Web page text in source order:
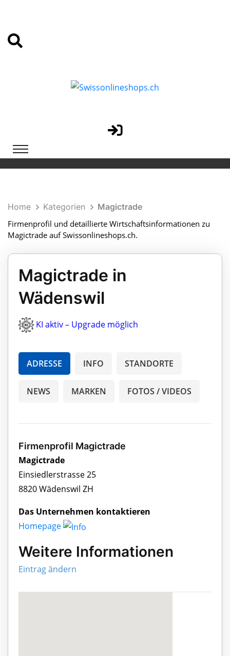
Home Kategorien
Magictrade
Firmenprofil und detaillierte Wirtschaftsinformationen zu
Magictrade auf Swissonlineshops.ch.
Magictrade in
Wädenswil
KI aktiv – Upgrade möglich
ADRESSE INFO STANDORTE
NEWS MARKEN FOTOS / VIDEOS
Firmenprofil Magictrade
Magictrade
Einsiedlerstrasse 25
8820 Wädenswil ZH
Das Unternehmen kontaktieren
Homepage
Weitere Informationen
Eintrag ändern